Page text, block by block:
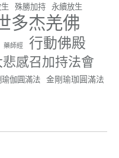
心榮民、榮眷及遺
殊勝加持 永續放生
多杰羌佛
藥師經 行動佛殿
感召加持法會
伽圓滿法 金剛瑜珈圓滿法